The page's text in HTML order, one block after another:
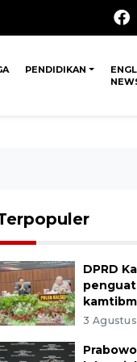
PENDIDIKAN
DPRD
3